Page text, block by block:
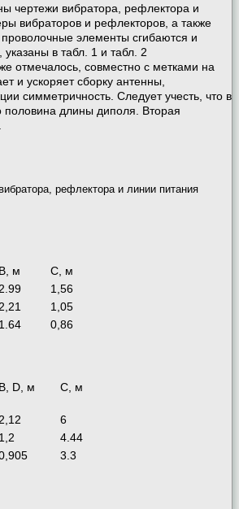
чертежи вибратора, рефлектора и
вибраторов и рефлекторов, а также
элементы сгибаются и
указаны в табл. 1 и табл. 2
отмечалось, совместно с метками на
и ускоряет сборку антенны,
симметричность. Следует учесть, что в
половина длины диполя. Вторая
рефлектора и линии питания
В, м
С, м
2.99
1,56
2,21
1,05
1.64 0,86
В, D, м С, м
2,12
6
1,2
4.44
3.3